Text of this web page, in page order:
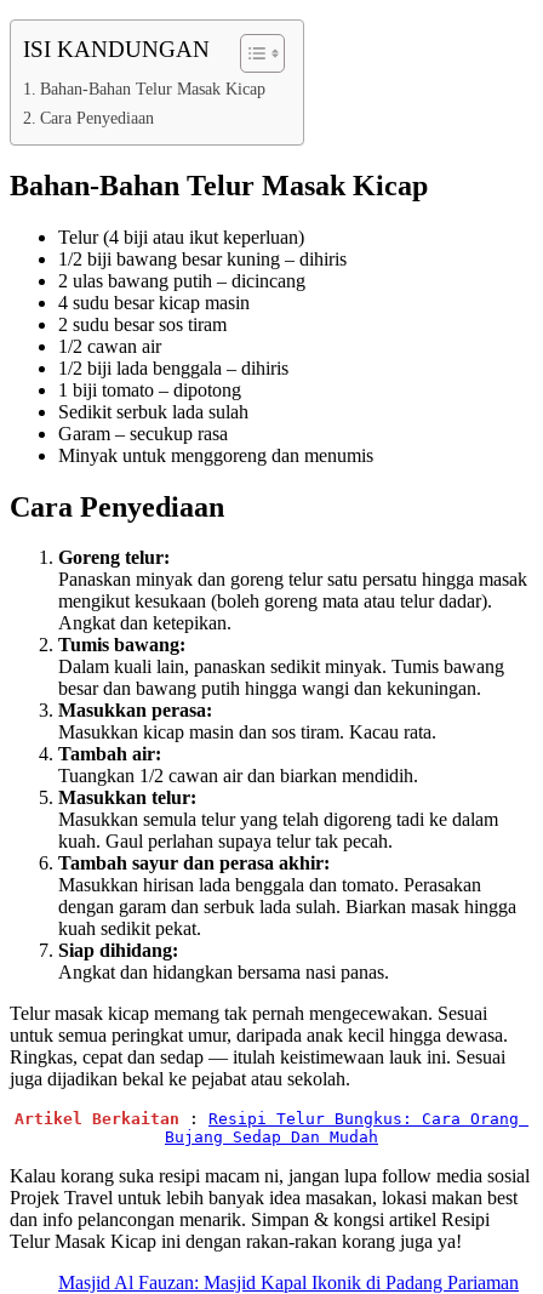
ISI KANDUNGAN
Bahan-Bahan Telur Masak Kicap
Cara Penyediaan
Bahan-Bahan Telur Masak Kicap
Telur (4 biji atau ikut keperluan)
1/2 biji bawang besar kuning – dihiris
2 ulas bawang putih – dicincang
4 sudu besar kicap masin
2 sudu besar sos tiram
1/2 cawan air
1/2 biji lada benggala – dihiris
1 biji tomato – dipotong
Sedikit serbuk lada sulah
Garam – secukup rasa
Minyak untuk menggoreng dan menumis
Cara Penyediaan
Goreng telur:
Panaskan minyak dan goreng telur satu persatu hingga masak
mengikut kesukaan (boleh goreng mata atau telur dadar).
Angkat dan ketepikan.
Tumis bawang:
Dalam kuali lain, panaskan sedikit minyak. Tumis bawang
besar dan bawang putih hingga wangi dan kekuningan.
Masukkan perasa:
Masukkan kicap masin dan sos tiram. Kacau rata.
Tambah air:
Tuangkan 1/2 cawan air dan biarkan mendidih.
Masukkan telur:
Masukkan semula telur yang telah digoreng tadi ke dalam
kuah. Gaul perlahan supaya telur tak pecah.
Tambah sayur dan perasa akhir:
Masukkan hirisan lada benggala dan tomato. Perasakan
dengan garam dan serbuk lada sulah. Biarkan masak hingga
kuah sedikit pekat.
Siap dihidang:
Angkat dan hidangkan bersama nasi panas.
Telur masak kicap memang tak pernah mengecewakan. Sesuai
untuk semua peringkat umur, daripada anak kecil hingga dewasa.
Ringkas, cepat dan sedap — itulah keistimewaan lauk ini. Sesuai
juga dijadikan bekal ke pejabat atau sekolah.
Artikel Berkaitan : Resipi Telur Bungkus: Cara Orang
Bujang Sedap Dan Mudah
Kalau korang suka resipi macam ni, jangan lupa follow media sosial
Projek Travel untuk lebih banyak idea masakan, lokasi makan best
dan info pelancongan menarik. Simpan & kongsi artikel Resipi
Telur Masak Kicap ini dengan rakan-rakan korang juga ya!
Masjid Al Fauzan: Masjid Kapal Ikonik di Padang Pariaman